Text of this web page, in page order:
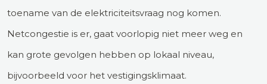
toename van de elektriciteitsvraag nog komen.
Netcongestie is er, gaat voorlopig niet meer weg en
kan grote gevolgen hebben op lokaal niveau,
bijvoorbeeld voor het vestigingsklimaat.